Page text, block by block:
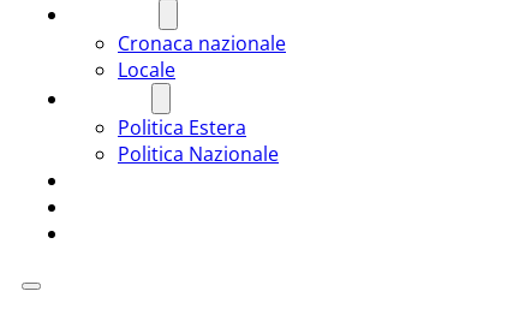
Cronaca nazionale
Locale
Politica Estera
Politica Nazionale